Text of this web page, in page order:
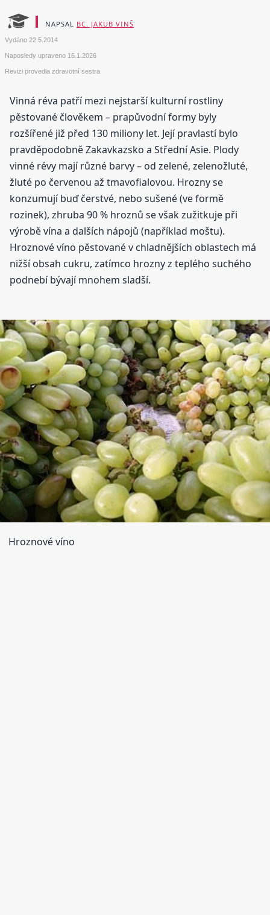
NAPSAL BC. JAKUB VINŠ
Vydáno 22.5.2014
Naposledy upraveno 16.1.2026
Revizi provedla zdravotní sestra
Vinná réva patří mezi nejstarší kulturní rostliny
pěstované člověkem – prapůvodní formy byly
rozšířené již před 130 miliony let. Její pravlastí bylo
pravděpodobně Zakavkazsko a Střední Asie. Plody
vinné révy mají různé barvy – od zelené, zelenožluté,
žluté po červenou až tmavofialovou. Hrozny se
konzumují buď čerstvé, nebo sušené (ve formě
rozinek), zhruba 90 % hroznů se však zužitkuje při
výrobě vína a dalších nápojů (například moštu).
Hroznové víno pěstované v chladnějších oblastech má
nižší obsah cukru, zatímco hrozny z teplého suchého
podnebí bývají mnohem sladší.
Hroznové víno